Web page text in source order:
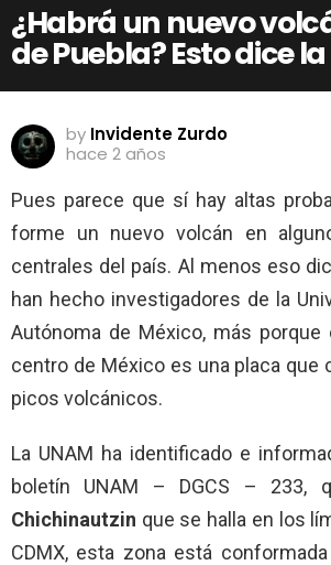
¿Habrá un nuevo
de Puebla? Esto dice
by Invidente Zurdo
hace 2 años
Pues parece que sí hay altas
forme un nuevo volcán en
centrales del país. Al menos eso
han hecho investigadores de la
Autónoma de México, más
centro de México es una placa que
picos volcánicos.
La UNAM ha identificado e
boletín UNAM – DGCS – 233,
Chichinautzin que se halla en los
CDMX, esta zona está